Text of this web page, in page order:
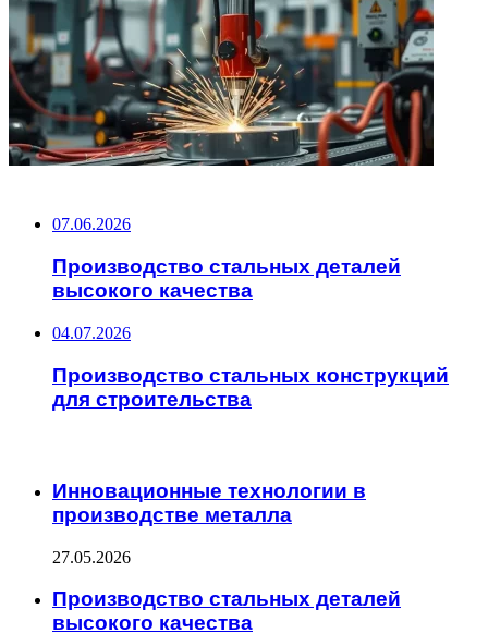
07.06.2026
Производство стальных деталей
высокого качества
04.07.2026
Производство стальных конструкций
для строительства
Инновационные технологии в
производстве металла
27.05.2026
Производство стальных деталей
высокого качества